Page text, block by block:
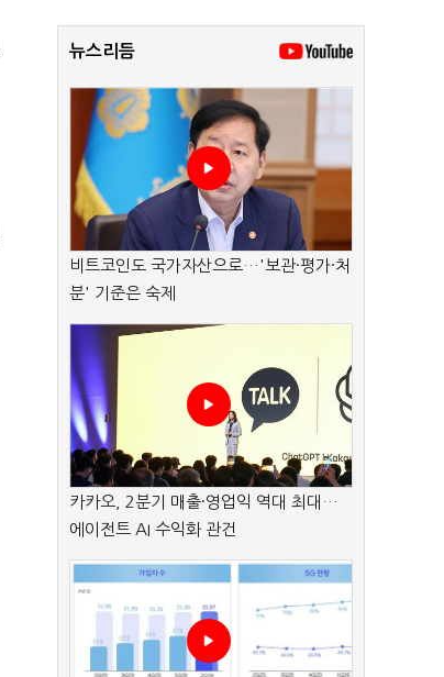
뉴스리듬
비트코인도 국가자산으로…'보관·평가·처
분' 기준은 숙제
카카오, 2분기 매출·영업익 역대 최대…
에이전트 AI 수익화 관건